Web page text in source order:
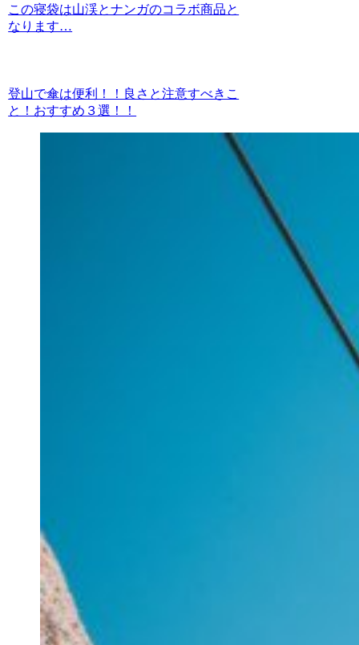
この寝袋は山渓とナンガのコラボ商品と
なります…
登山で傘は便利！！良さと注意すべきこ
と！おすすめ３選！！